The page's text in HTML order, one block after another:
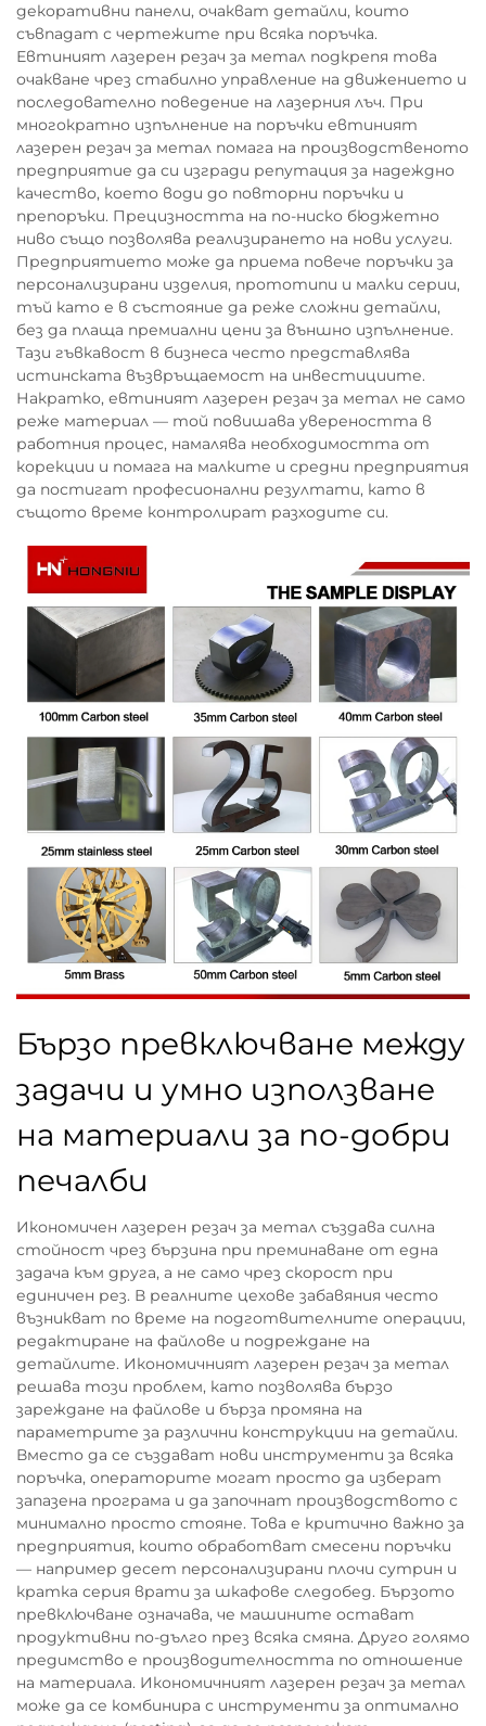
декоративни панели, очакват детайли, които
съвпадат с чертежите при всяка поръчка.
Евтиният лазерен резач за метал подкрепя това
очакване чрез стабилно управление на движението и
последователно поведение на лазерния лъч. При
многократно изпълнение на поръчки евтиният
лазерен резач за метал помага на производственото
предприятие да си изгради репутация за надеждно
качество, което води до повторни поръчки и
препоръки. Прецизността на по-ниско бюджетно
ниво също позволява реализирането на нови услуги.
Предприятието може да приема повече поръчки за
персонализирани изделия, прототипи и малки серии,
тъй като е в състояние да реже сложни детайли,
без да плаща премиални цени за външно изпълнение.
Тази гъвкавост в бизнеса често представлява
истинската възвръщаемост на инвестициите.
Накратко, евтиният лазерен резач за метал не само
реже материал — той повишава увереността в
работния процес, намалява необходимостта от
корекции и помага на малките и средни предприятия
да постигат професионални резултати, като в
същото време контролират разходите си.
Бързо превключване между
задачи и умно използване
на материали за по-добри
печалби
Икономичен лазерен резач за метал създава силна
стойност чрез бързина при преминаване от една
задача към друга, а не само чрез скорост при
единичен рез. В реалните цехове забавяния често
възникват по време на подготвителните операции,
редактиране на файлове и подреждане на
детайлите. Икономичният лазерен резач за метал
решава този проблем, като позволява бързо
зареждане на файлове и бърза промяна на
параметрите за различни конструкции на детайли.
Вместо да се създават нови инструменти за всяка
поръчка, операторите могат просто да изберат
запазена програма и да започнат производството с
минимално просто стояне. Това е критично важно за
предприятия, които обработват смесени поръчки
— например десет персонализирани плочи сутрин и
кратка серия врати за шкафове следобед. Бързото
превключване означава, че машините остават
продуктивни по-дълго през всяка смяна. Друго голямо
предимство е производителността по отношение
на материала. Икономичният лазерен резач за метал
може да се комбинира с инструменти за оптимално